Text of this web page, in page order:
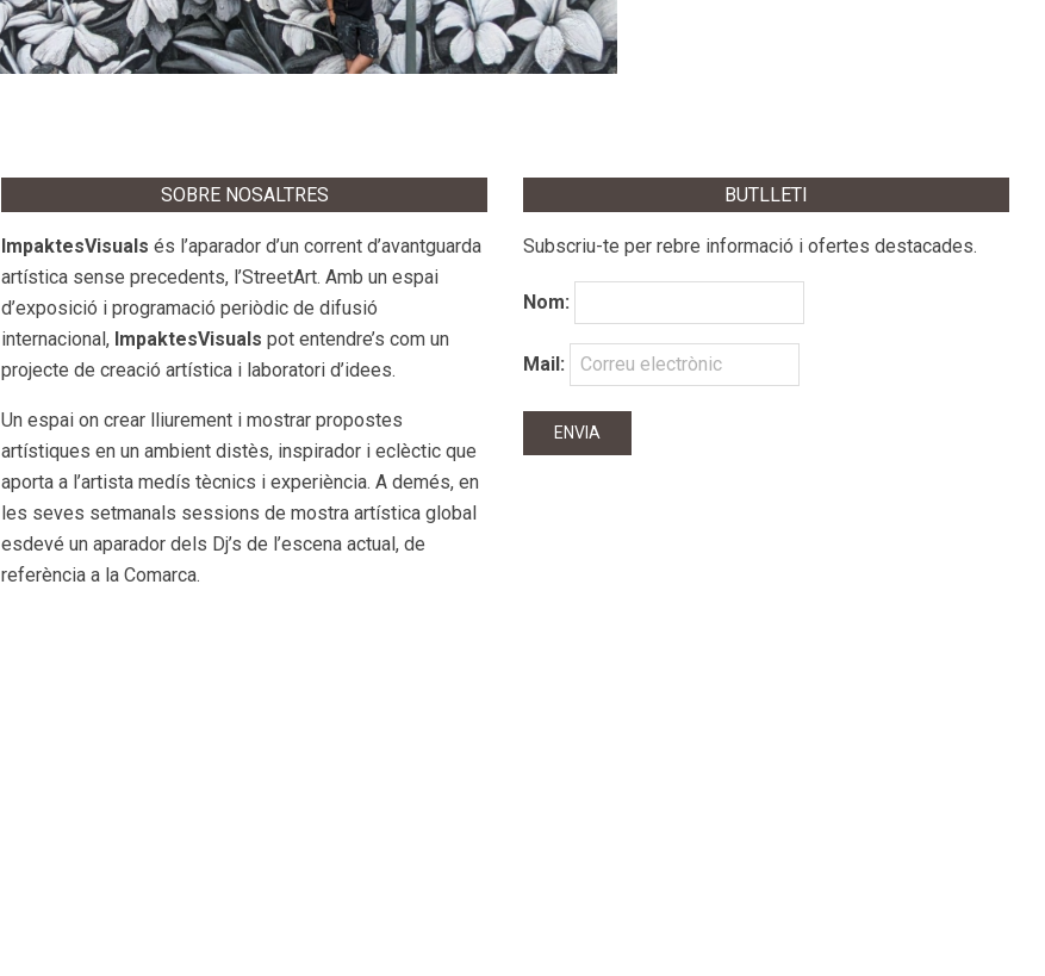
SOBRE NOSALTRES
ImpaktesVisuals és l’aparador d’un corrent d’avantguarda
artística sense precedents, l’StreetArt. Amb un espai
d’exposició i programació periòdic de difusió
internacional, ImpaktesVisuals pot entendre’s com un
projecte de creació artística i laboratori d’idees.
Un espai on crear lliurement i mostrar propostes
artístiques en un ambient distès, inspirador i eclèctic que
aporta a l’artista medís tècnics i experiència. A demés, en
les seves setmanals sessions de mostra artística global
esdevé un aparador dels Dj’s de l’escena actual, de
referència a la Comarca.
BUTLLETI
Subscriu-te per rebre informació i ofertes destacades.
Nom:
Mail: